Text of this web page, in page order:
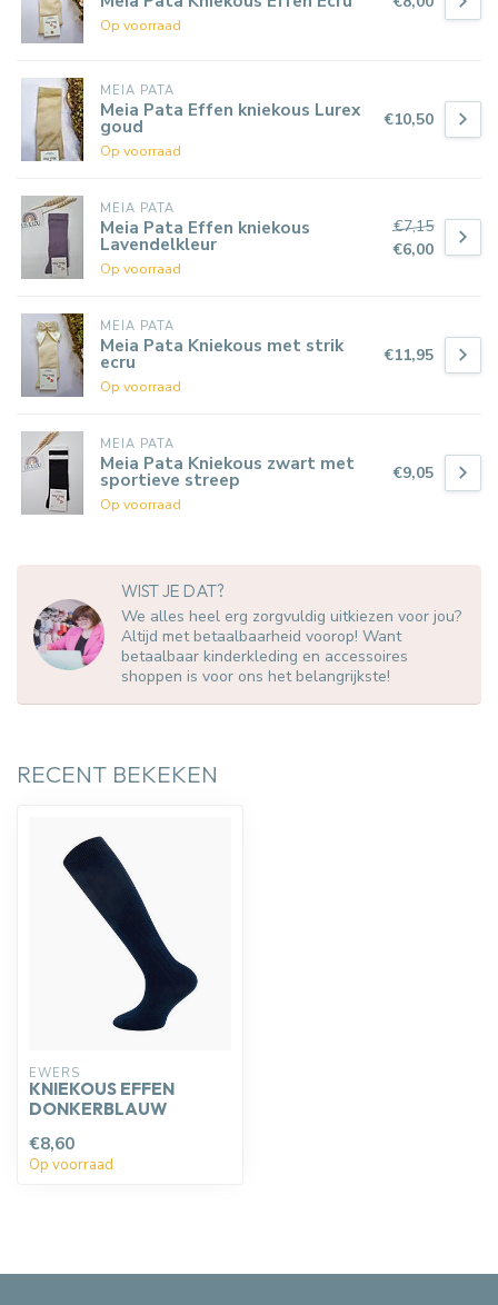
Op voorraad
MEIA PATA
Meia Pata Effen kniekous Lurex
goud
Op voorraad
€10,50
MEIA PATA
Meia Pata Effen kniekous
Lavendelkleur
Op voorraad
€7,15
€6,00
MEIA PATA
Meia Pata Kniekous met strik
ecru
Op voorraad
€11,95
MEIA PATA
Meia Pata Kniekous zwart met
sportieve streep
Op voorraad
€9,05
WIST JE DAT?
We alles heel erg zorgvuldig uitkiezen voor jou?
Altijd met betaalbaarheid voorop! Want
betaalbaar kinderkleding en accessoires
shoppen is voor ons het belangrijkste!
RECENT BEKEKEN
EWERS
KNIEKOUS EFFEN
DONKERBLAUW
€8,60
Op voorraad